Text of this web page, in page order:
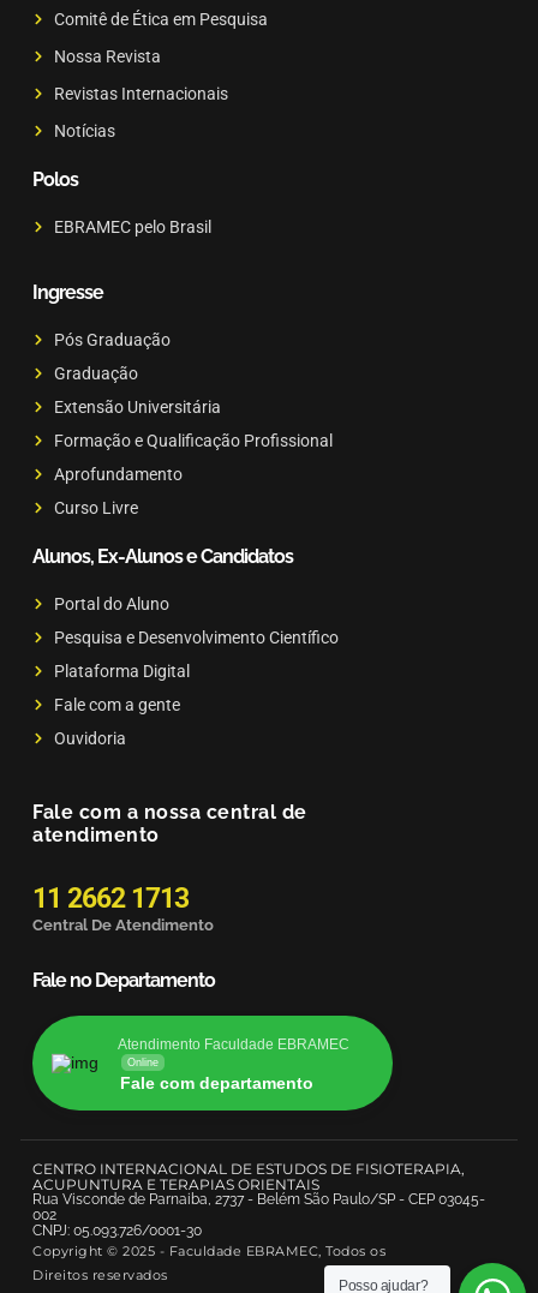
Comitê de Ética em Pesquisa
Nossa Revista
Revistas Internacionais
Notícias
Polos
EBRAMEC pelo Brasil
Ingresse
Pós Graduação
Graduação
Extensão Universitária
Formação e Qualificação Profissional
Aprofundamento
Curso Livre
Alunos, Ex-Alunos e Candidatos
Portal do Aluno
Pesquisa e Desenvolvimento Científico
Plataforma Digital
Fale com a gente
Ouvidoria
Fale com a nossa central de
atendimento
11 2662 1713
Central De Atendimento
Fale no Departamento
Atendimento Faculdade EBRAMEC
Online
Fale com departamento
CENTRO INTERNACIONAL DE ESTUDOS DE FISIOTERAPIA,
ACUPUNTURA E TERAPIAS ORIENTAIS
Rua Visconde de Parnaiba, 2737 - Belém São Paulo/SP - CEP 03045-
002
CNPJ: 05.093.726/0001-30
Copyright © 2025 - Faculdade EBRAMEC, Todos os
Direitos reservados
Posso ajudar?